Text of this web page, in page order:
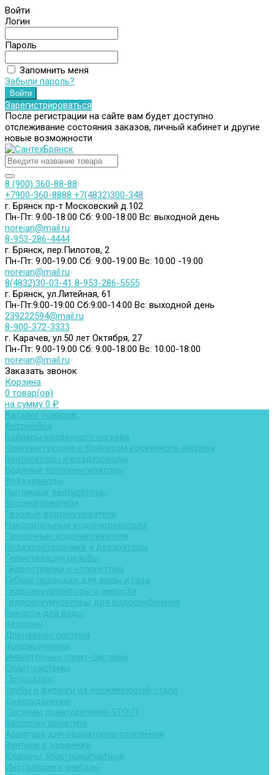
Войти
Логин
Пароль
Запомнить меня
Забыли пароль?
Зарегистрироваться
После регистрации на сайте вам будет доступно
отслеживание состояния заказов, личный кабинет и другие
новые возможности
8 (900) 360-88-88
+7900-360-8888 +7(4832)300-348
г. Брянск пр-т Московский д.102
Пн-Пт: 9:00-18:00 Сб: 9:00-18:00 Вс: выходной день
noreian@mail.ru
8-953-286-4444
г. Брянск, пер.Пилотов, 2
Пн-Пт: 9:00-19:00 Сб: 9:00-19:00 Вс: 10:00 -19:00
noreian@mail.ru
8(4832)30-03-41 8-953-286-5555
г. Брянск, ул.Литейная, 61
Пн-Пт:9:00-19:00 Сб:9:00-14:00 Вс: выходной день
239222594@mail.ru
8-900-372-3333
г. Карачев, ул.50 лет Октября, 27
Пн-Пт: 9:00-19:00 Сб: 9:00-18:00 Вс: 10:00-18:00
noreian@mail.ru
Заказать звонок
Корзина
0 товар(ов)
на сумму 0 ₽
Каталог товаров
Автомойки
Бойлеры косвенного нагрева
Комплектующее к бойлерам косвенного нагрева
Вентиляторы и воздуховоды
Водяные тепловентиляторы
Воздуховоды
Вытяжные вентиляторы
Водонагреватели
Газовые водонагреватели
Накопительные водонагреватели
Проточные водонагреватели
Воздухоотводчики и деаэраторы
Герметизация резьбы
Гидрострелки и коллектора
Гибкие подводки для воды и газа
Гидроаккумуляторы и емкости
Гидроаккумуляторы для водоснабжения
Емкости для воды
Кессоны
Дренажная система
Кондиционеры
Инверторные сплит-системы
Сплит-системы
Прокладки
Трубы и фитинги из нержавеющей стали
Дымоудаление
Системы дымоудаления STOUT
Запорная арматура
Арматура для радиаторов отопления
Вентили и задвижки
Клапаны электромагнитные
Инсталяции и унитазы